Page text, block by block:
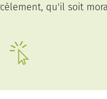
qu'il soit